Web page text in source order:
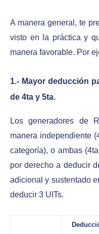
A manera general, te
visto en la práctica y
manera favorable. Por
1.- Mayor deducción
de 4ta y 5ta.
Los generadores de
manera independiente
categoría), o ambas
por derecho a deducir
adicional y sustentado
deducir 3 UITs.